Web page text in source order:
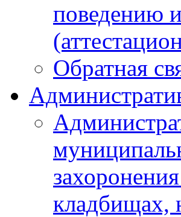
поведению
Обратная
кладбищах,